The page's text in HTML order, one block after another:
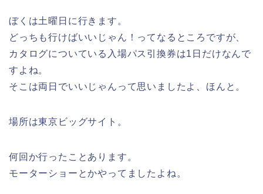
ぼくは土曜日に行きます。
どっちも行けばいいじゃん！ってなるところですが、
カタログについている入場パス引換券は1日だけなんで
すよね。
そこは両日でいいじゃんって思いましたよ、ほんと。
場所は東京ビッグサイト。
何回か行ったことあります。
モーターショーとかやってましたよね。